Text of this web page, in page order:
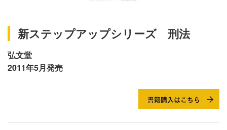
新ステップアップシリーズ 刑法
弘文堂
2011年5月発売